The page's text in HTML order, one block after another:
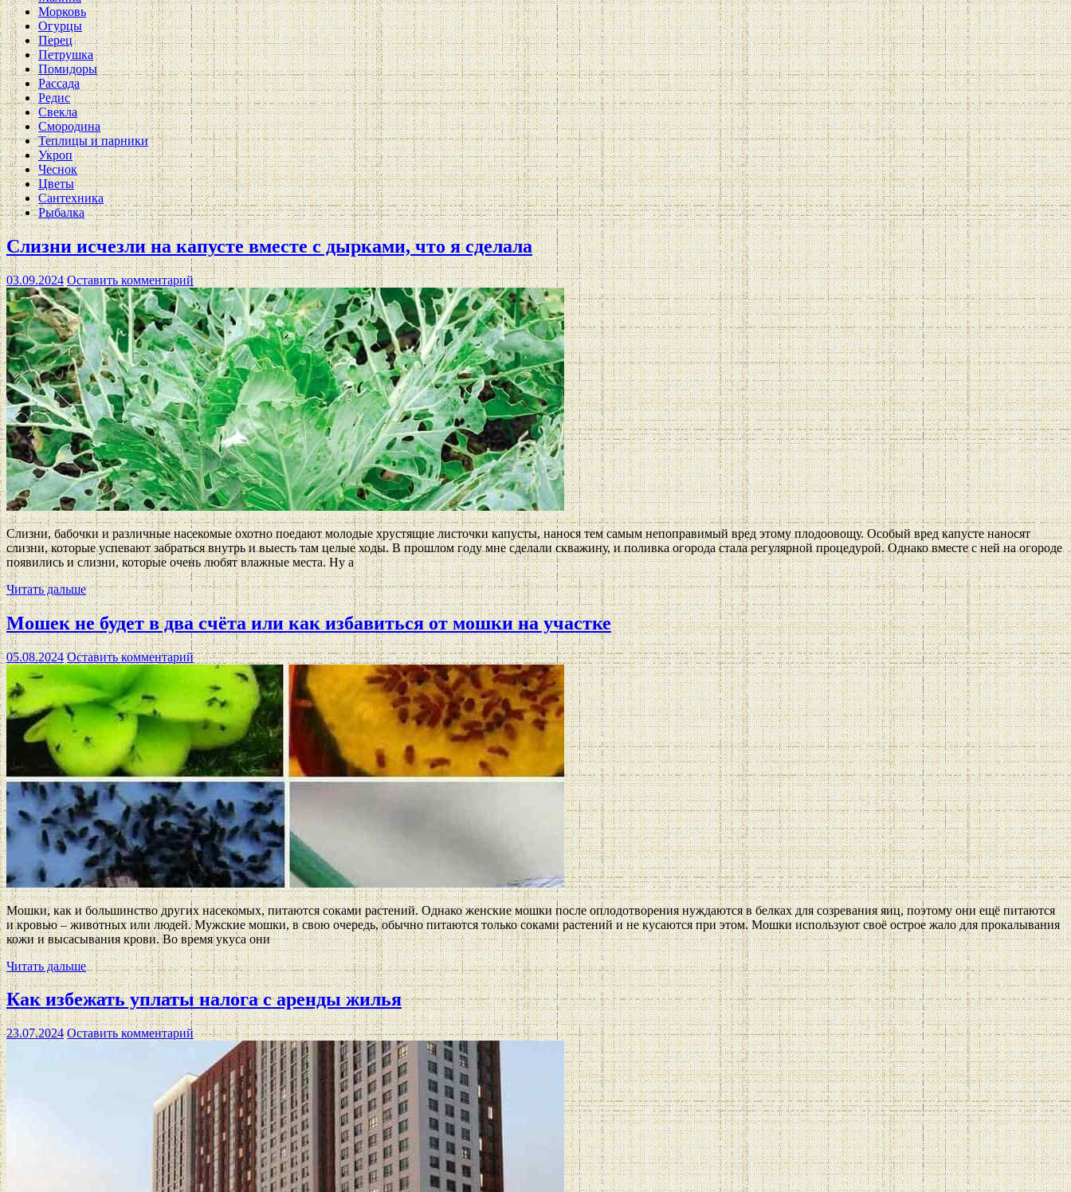
Морковь
Огурцы
Перец
Петрушка
Помидоры
Рассада
Редис
Свекла
Смородина
Теплицы и парники
Укроп
Чеснок
Цветы
Сантехника
Рыбалка
Слизни исчезли на капусте вместе с дырками, что я сделала
03.09.2024 Оставить комментарий
Слизни, бабочки и различные насекомые охотно поедают молодые хрустящие листочки капусты, нанося тем самым непоправимый вред этому плодоовощу. Особый вред капусте наносят
слизни, которые успевают забраться внутрь и выесть там целые ходы. В прошлом году мне сделали скважину, и поливка огорода стала регулярной процедурой. Однако вместе с ней на огороде
появились и слизни, которые очень любят влажные места. Ну а
Читать дальше
Мошек не будет в два счёта или как избавиться от мошки на участке
05.08.2024 Оставить комментарий
Мошки, как и большинство других насекомых, питаются соками растений. Однако женские мошки после оплодотворения нуждаются в белках для созревания яиц, поэтому они ещё питаются
и кровью – животных или людей. Мужские мошки, в свою очередь, обычно питаются только соками растений и не кусаются при этом. Мошки используют своё острое жало для прокалывания
кожи и высасывания крови. Во время укуса они
Читать дальше
Как избежать уплаты налога с аренды жилья
23.07.2024 Оставить комментарий